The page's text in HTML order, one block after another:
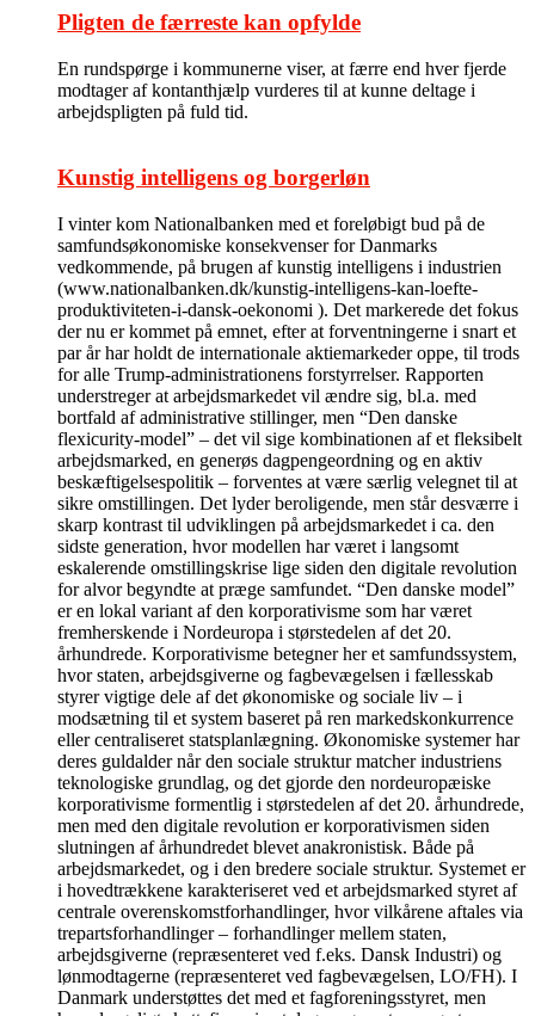
Pligten de færreste kan opfylde
En rundspørge i kommunerne viser, at færre end hver fjerde
modtager af kontanthjælp vurderes til at kunne deltage i
arbejdspligten på fuld tid.
Kunstig intelligens og borgerløn
I vinter kom Nationalbanken med et foreløbigt bud på de
samfundsøkonomiske konsekvenser for Danmarks
vedkommende, på brugen af kunstig intelligens i industrien
(www.nationalbanken.dk/kunstig-intelligens-kan-loefte-
produktiviteten-i-dansk-oekonomi ). Det markerede det fokus
der nu er kommet på emnet, efter at forventningerne i snart et
par år har holdt de internationale aktiemarkeder oppe, til trods
for alle Trump-administrationens forstyrrelser. Rapporten
understreger at arbejdsmarkedet vil ændre sig, bl.a. med
bortfald af administrative stillinger, men “Den danske
flexicurity-model” – det vil sige kombinationen af et fleksibelt
arbejdsmarked, en generøs dagpengeordning og en aktiv
beskæftigelsespolitik – forventes at være særlig velegnet til at
sikre omstillingen. Det lyder beroligende, men står desværre i
skarp kontrast til udviklingen på arbejdsmarkedet i ca. den
sidste generation, hvor modellen har været i langsomt
eskalerende omstillingskrise lige siden den digitale revolution
for alvor begyndte at præge samfundet. “Den danske model”
er en lokal variant af den korporativisme som har været
fremherskende i Nordeuropa i størstedelen af det 20.
århundrede. Korporativisme betegner her et samfundssystem,
hvor staten, arbejdsgiverne og fagbevægelsen i fællesskab
styrer vigtige dele af det økonomiske og sociale liv – i
modsætning til et system baseret på ren markedskonkurrence
eller centraliseret statsplanlægning. Økonomiske systemer har
deres guldalder når den sociale struktur matcher industriens
teknologiske grundlag, og det gjorde den nordeuropæiske
korporativisme formentlig i størstedelen af det 20. århundrede,
men med den digitale revolution er korporativismen siden
slutningen af århundredet blevet anakronistisk. Både på
arbejdsmarkedet, og i den bredere sociale struktur. Systemet er
i hovedtrækkene karakteriseret ved et arbejdsmarked styret af
centrale overenskomstforhandlinger, hvor vilkårene aftales via
trepartsforhandlinger – forhandlinger mellem staten,
arbejdsgiverne (repræsenteret ved f.eks. Dansk Industri) og
lønmodtagerne (repræsenteret ved fagbevægelsen, LO/FH). I
Danmark understøttes det med et fagforeningsstyret, men